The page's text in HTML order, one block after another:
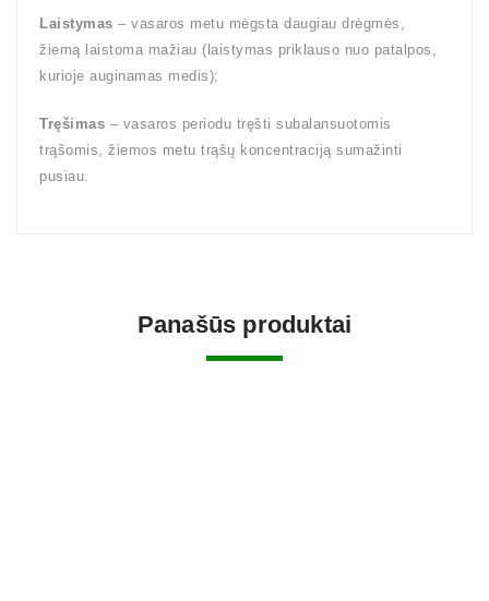
Laistymas – vasaros metu mėgsta daugiau drėgmės,
žiemą laistoma mažiau (laistymas priklauso nuo patalpos,
kurioje auginamas medis);
Tręšimas – vasaros periodu tręšti subalansuotomis
trąšomis, žiemos metu trąšų koncentraciją sumažinti
pusiau.
Panašūs produktai